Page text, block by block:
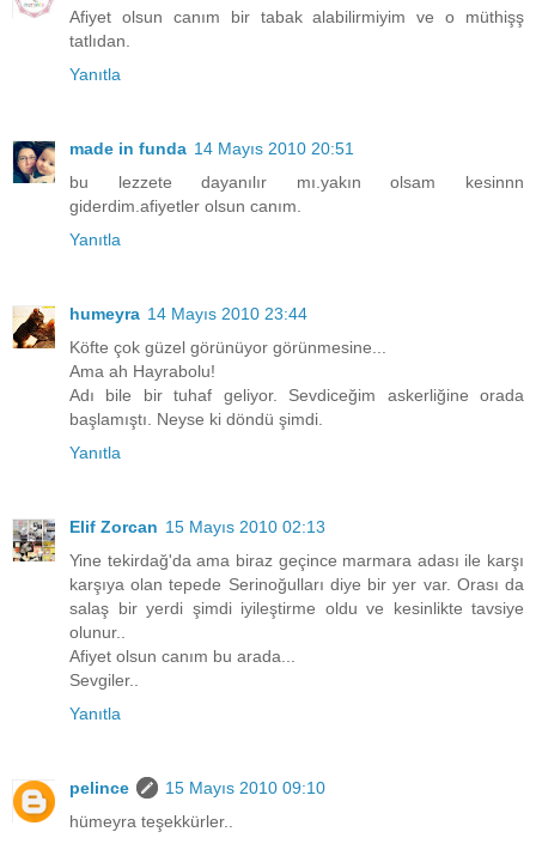
Afiyet olsun canım bir tabak alabilirmiyim ve o müthişş
tatlıdan.
Yanıtla
made in funda 14 Mayıs 2010 20:51
bu lezzete dayanılır mı.yakın olsam kesinnn
giderdim.afiyetler olsun canım.
Yanıtla
humeyra 14 Mayıs 2010 23:44
Köfte çok güzel görünüyor görünmesine...
Ama ah Hayrabolu!
Adı bile bir tuhaf geliyor. Sevdiceğim askerliğine orada
başlamıştı. Neyse ki döndü şimdi.
Yanıtla
Elif Zorcan 15 Mayıs 2010 02:13
Yine tekirdağ'da ama biraz geçince marmara adası ile karşı
karşıya olan tepede Serinoğulları diye bir yer var. Orası da
salaş bir yerdi şimdi iyileştirme oldu ve kesinlikte tavsiye
olunur..
Afiyet olsun canım bu arada...
Sevgiler..
Yanıtla
pelince
15 Mayıs 2010 09:10
hümeyra teşekkürler..